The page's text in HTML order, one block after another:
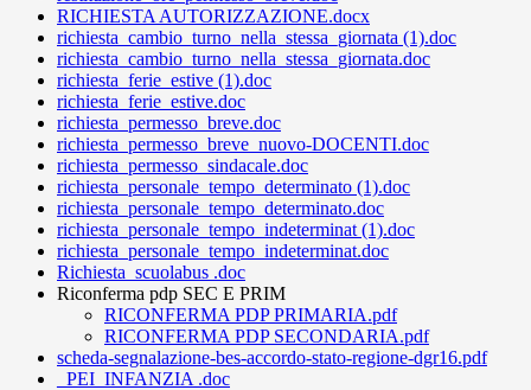
RICHIESTA AUTORIZZAZIONE.docx
richiesta_cambio_turno_nella_stessa_giornata (1).doc
richiesta_cambio_turno_nella_stessa_giornata.doc
richiesta_ferie_estive (1).doc
richiesta_ferie_estive.doc
richiesta_permesso_breve.doc
richiesta_permesso_breve_nuovo-DOCENTI.doc
richiesta_permesso_sindacale.doc
richiesta_personale_tempo_determinato (1).doc
richiesta_personale_tempo_determinato.doc
richiesta_personale_tempo_indeterminat (1).doc
richiesta_personale_tempo_indeterminat.doc
Richiesta_scuolabus .doc
Riconferma pdp SEC E PRIM
RICONFERMA PDP PRIMARIA.pdf
RICONFERMA PDP SECONDARIA.pdf
scheda-segnalazione-bes-accordo-stato-regione-dgr16.pdf
_PEI_INFANZIA .doc